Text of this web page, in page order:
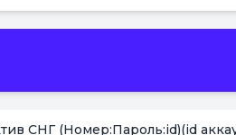
(Номер:Пароль:id)(id